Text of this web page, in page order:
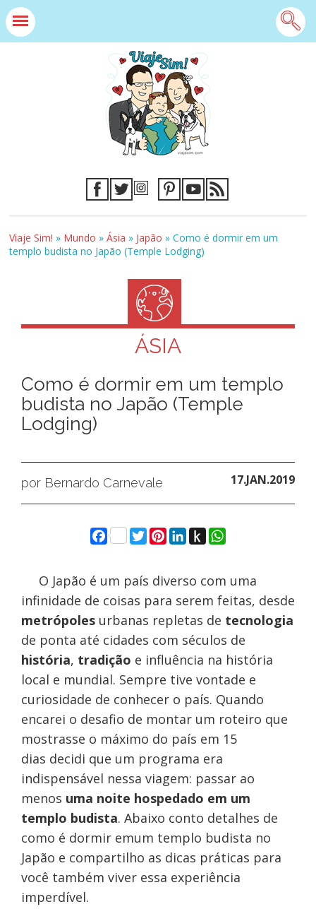
Viaje Sim! » Mundo »Ásia » Japão »Como é dormir em um
templo budista no Japão (Temple Lodging)
ÁSIA
Como é dormir em um templo
budista no Japão (Temple
Lodging)
por Bernardo Carnevale 17.JAN.2019
Facebook
Twitter
Pinterest
LinkedIn
Push
to
WhatsApp
O Japão é um país diverso com uma
infinidade de coisas para serem feitas, desde
metrópolesurbanas repletas de tecnologia
de ponta até cidades com séculos de
história, tradição e influência na história
local e mundial. Sempre tive vontade e
curiosidade de conhecer o país. Quando
encarei o desafio de montar um roteiro que
mostrasse o máximo do país em 15
dias decidi que um programa era
indispensável nessa viagem: passar ao
menos uma noite hospedado em um
templo budista. Abaixo conto detalhes de
como é dormir emum templo budista no
Japão e compartilho as dicas práticas para
você também viver essa experiência
imperdível.